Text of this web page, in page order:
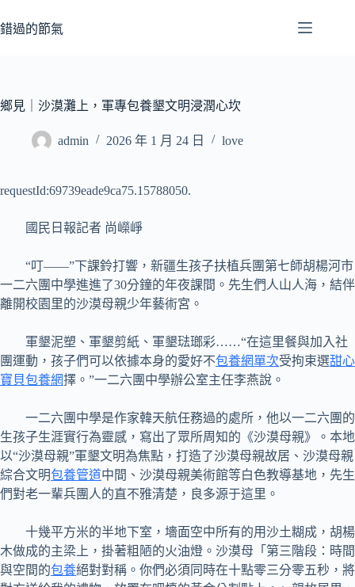
至
容
錯過的節氣
鄉見｜沙漠灘上，軍專包養墾文明浸潤心坎
admin 2026 年 1 月 24 日 love
requestId:69739eade9ca75.15788050.
國民日報記者 尚嶸崢
“叮——”下課鈴打響，新疆生孩子扶植兵團第七師胡楊河市
一二六團中學進進了30分鐘的年夜課間。先生們人山人海，結伴
離開校園里的沙漠母親少年藝術宮。
軍墾泥塑、軍墾剪紙、軍墾琺瑯彩……“在這里餐與加入社
團運動，孩子們可以依據本身的愛好不包養網單次受拘束選甜心
寶貝包養網擇。”一二六團中學辦公室主任李燕說。
一二六團中學是作家韓天航任務過的處所，他以一二六團的
生孩子生涯實行為靈感，寫出了眾所周知的《沙漠母親》。本地
以“沙漠母親”軍墾文明為焦點，打造了沙漠母親故居、沙漠母親
綜合文明包養管道中間、沙漠母親美術館等白色教導基地，先生
們對老一輩兵團人的直不雅清楚，良多源于這里。
十幾平方米的半地下室，墻面空中所有的用沙土糊成，胡楊
木做成的主梁上，掛著粗陋的火油燈。沙漠母「第三階段：時間
與空間的包養絕對對稱。你們必須同時在十點零三分零五秒，將